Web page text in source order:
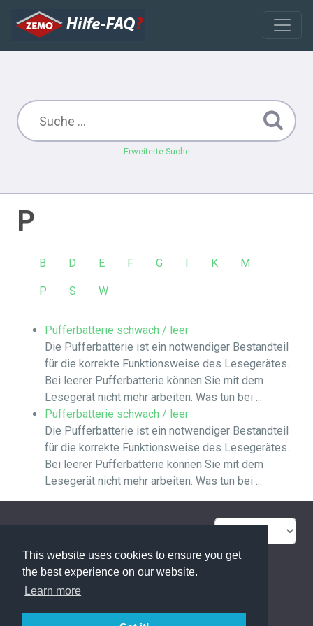
This website uses cookies to ensure you get
the best experience on our website.
Learn more
Erweiterte Suche
P
B D E F G I K M
P S W
Pufferbatterie schwach / leer
Die Pufferbatterie ist ein notwendiger Bestandteil
für die korrekte Funktionsweise des Lesegerätes.
Bei leerer Pufferbatterie können Sie mit dem
Lesegerät nicht mehr arbeiten. Was tun bei ...
Pufferbatterie schwach / leer
Die Pufferbatterie ist ein notwendiger Bestandteil
für die korrekte Funktionsweise des Lesegerätes.
Bei leerer Pufferbatterie können Sie mit dem
Lesegerät nicht mehr arbeiten. Was tun bei ...
Glossar Kontakt
Datenschutzerklärung